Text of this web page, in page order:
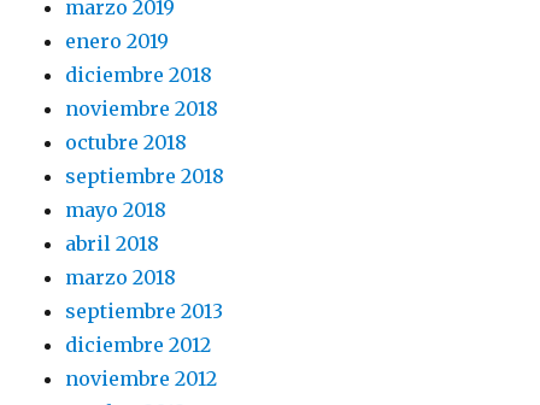
marzo 2019
enero 2019
diciembre 2018
noviembre 2018
octubre 2018
septiembre 2018
mayo 2018
abril 2018
marzo 2018
septiembre 2013
diciembre 2012
noviembre 2012